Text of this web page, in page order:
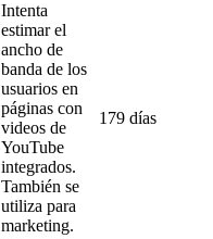
Intenta
estimar el
ancho de
banda de los
usuarios en
páginas con
videos de
YouTube
integrados.
También se
utiliza para
marketing.
179 días